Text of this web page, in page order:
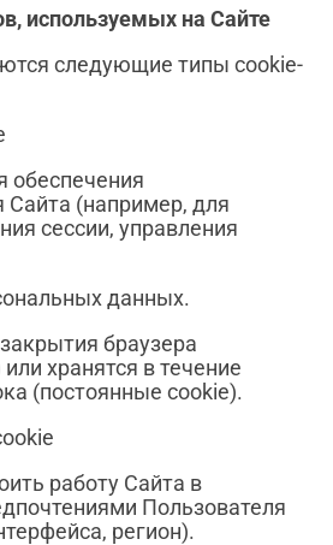
используемых на Сайте
следующие типы cookie-
обеспечения
Сайта (например, для
сессии, управления
данных.
браузера
хранятся в течение
(постоянные cookie).
работу Сайта в
Пользователя
регион).